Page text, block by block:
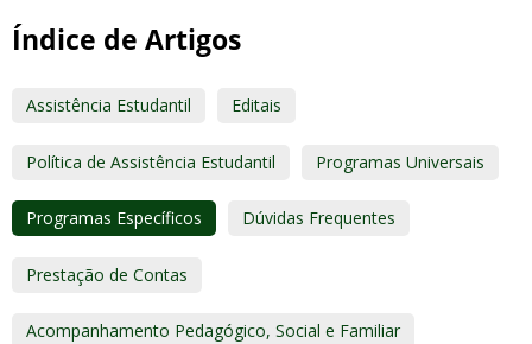
Índice de Artigos
Assistência Estudantil Editais
Política de Assistência Estudantil Programas Universais
Programas Específicos Dúvidas Frequentes
Prestação de Contas
Acompanhamento Pedagógico, Social e Familiar